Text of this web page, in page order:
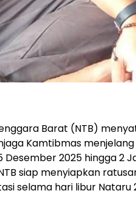
Barat (NTB)
Kamtibmas
Desember 2025 hingga 2
siap menyiapkan
selama hari libur Nataru